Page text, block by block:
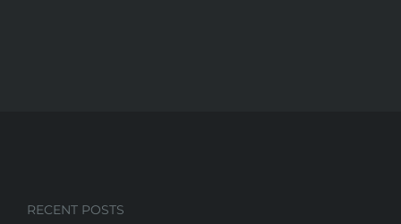
RECENT POSTS